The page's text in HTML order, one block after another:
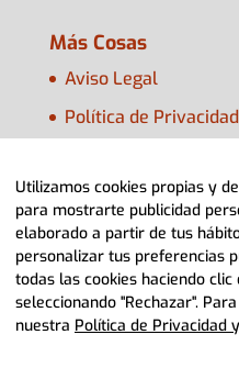
Más Cosas
Aviso Legal
Política de Privacidad
Configurar Cookies
Utilizamos cookies propias y
para mostrarte publicidad
elaborado a partir de tus
personalizar tus preferencias
todas las cookies haciendo
seleccionando "Rechazar".
nuestra Política de Privacidad